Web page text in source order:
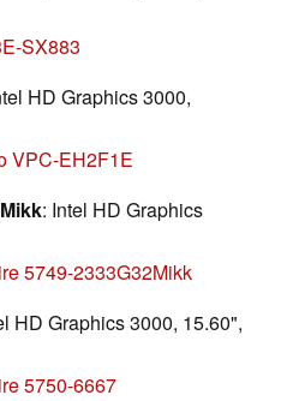
SX883
HD Graphics 3000,
VPC-EH2F1E
: Intel HD Graphics
5749-2333G32Mikk
HD Graphics 3000, 15.60",
5750-6667